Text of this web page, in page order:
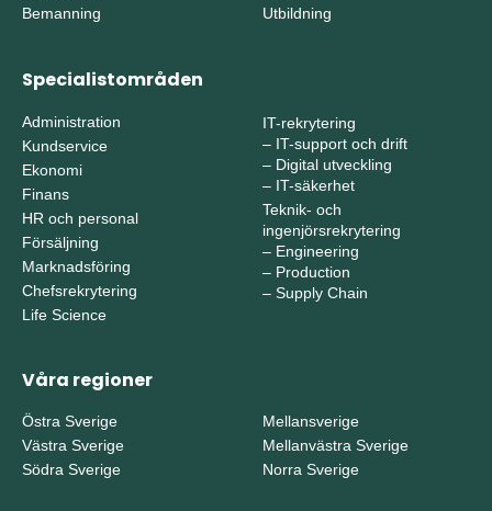
Bemanning
Utbildning
Specialistområden
Administration
Kundservice
Ekonomi
Finans
HR och personal
Försäljning
Marknadsföring
Chefsrekrytering
Life Science
IT-rekrytering
– IT-support och drift
– Digital utveckling
– IT-säkerhet
Teknik- och
ingenjörsrekrytering
– Engineering
– Production
– Supply Chain
Våra regioner
Östra Sverige
Västra Sverige
Södra Sverige
Mellansverige
Mellanvästra Sverige
Norra Sverige